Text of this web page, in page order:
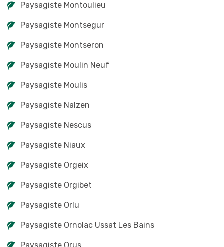
Paysagiste Montoulieu
Paysagiste Montsegur
Paysagiste Montseron
Paysagiste Moulin Neuf
Paysagiste Moulis
Paysagiste Nalzen
Paysagiste Nescus
Paysagiste Niaux
Paysagiste Orgeix
Paysagiste Orgibet
Paysagiste Orlu
Paysagiste Ornolac Ussat Les Bains